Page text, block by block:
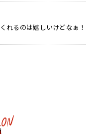
れるのは嬉しいけどなぁ！